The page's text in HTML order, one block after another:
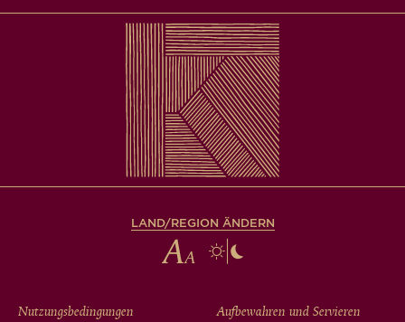
LAND/REGION ÄNDERN
Nutzungsbedingungen
Aufbewahren und Servieren